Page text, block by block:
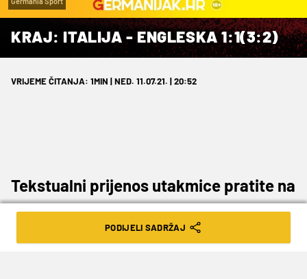
KRAJ: ITALIJA - ENGLESKA 1:1(3:2)
VRIJEME ČITANJA: 1MIN | NED. 11.07.21. | 20:52
Tekstualni prijenos utakmice pratite na
Germanijaku
ITALIJA - ENGLESKA 1:1(3:2)
PODIJELI SADRŽAJ